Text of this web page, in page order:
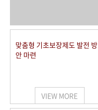
맞춤형 기초보장제도 발전 방
안 마련
VIEW MORE